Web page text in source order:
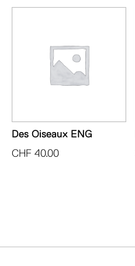
Des Oiseaux ENG
CHF 40.00